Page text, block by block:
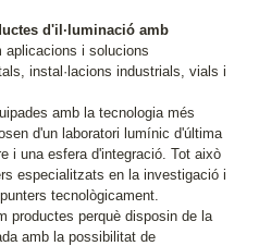
d'il·luminació amb
aplicacions i solucions
instal·lacions industrials, vials i
amb la tecnologia més
d'un laboratori lumínic d'última
i una esfera d'integració. Tot això
especialitzats en la investigació i
tecnològicament.
productes perquè disposin de la
amb la possibilitat de